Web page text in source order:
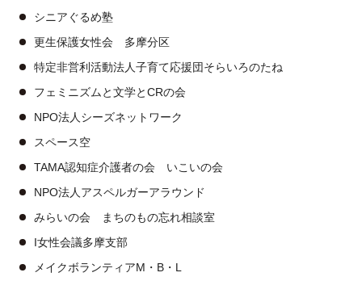
シニアぐるめ塾
更生保護女性会 多摩分区
特定非営利活動法人子育て応援団そらいろのたね
フェミニズムと文学とCRの会
NPO法人シーズネットワーク
スペース空
TAMA認知症介護者の会 いこいの会
NPO法人アスペルガーアラウンド
みらいの会 まちのもの忘れ相談室
I女性会議多摩支部
メイクボランティアM・B・L